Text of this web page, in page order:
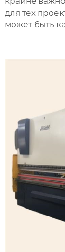
для тех
может быть